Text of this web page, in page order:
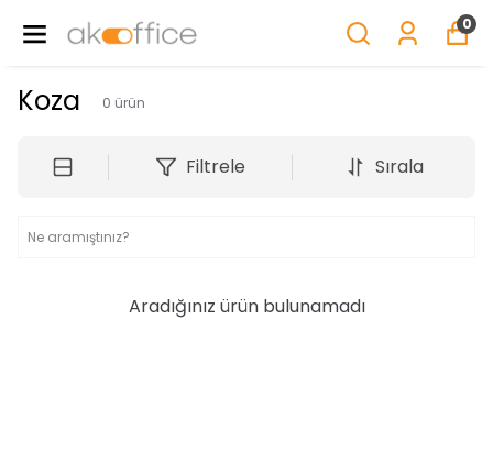
0
Koza 0 ürün
Filtrele Sırala
Aradığınız ürün bulunamadı